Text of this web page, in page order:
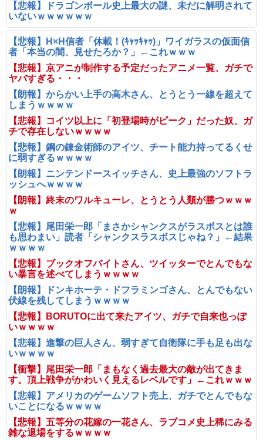
【悲報】ドラゴンボール史上最大の謎、未だに解明されて
いないｗｗｗｗｗｗ
【悲報】H×H信者「休載！(ｷｬｯｷｬｯ)」ワイガラスの仮面信
者「本当の闇、見せたろか？」←これｗｗｗ
【悲報】京アニが制作する予定だったアニメ一覧、ガチで
ヤバすぎる・・・
【朗報】からかい上手の高木さん、とうとう一線を超えて
しまうｗｗｗｗ
【悲報】コイツ以上に「初登場時がピーク」だった奴、ガ
チで存在しないｗｗｗｗ
【悲報】鋼の錬金術師のアイツ、チート能力持ってるくせ
に弱すぎるｗｗｗｗ
【朗報】ニンテンドースイッチさん、史上最強のソフトラ
ッシュへｗｗｗｗ
【朗報】終末のワルキューレ、とうとう人類が勝つｗｗｗ
ｗ
【悲報】尾田栄一郎「まさかシャンクスがラスボスとは誰
も思わまい」読者「シャンクスラスボスじゃね？」←結果
ｗｗｗｗ
【悲報】ブックオフバイトさん、ツイッターでとんでもな
い暴言を述べてしまうｗｗｗｗ
【朗報】ドンキホーテ・ドフラミンゴさん、とんでもない
伏線を残してしまうｗｗｗｗ
【悲報】BORUTOに出て来たアイツ、ガチで自来也っぽ
いｗｗｗｗ
【悲報】進撃の巨人さん、弱すぎて自衛隊に手も足も出な
いｗｗｗｗ
【衝撃】尾田栄一郎「まもなく過去最大の敵が出てきま
す。頂上戦争がかわいく見えるレベルです」←これｗｗｗ
【悲報】アメリカのゲームソフト売上、ガチでとんでもな
いことになるｗｗｗｗ
【悲報】五等分の花嫁の一花さん、ラブコメ史上稀にみる
雑な退場をするｗｗｗｗ